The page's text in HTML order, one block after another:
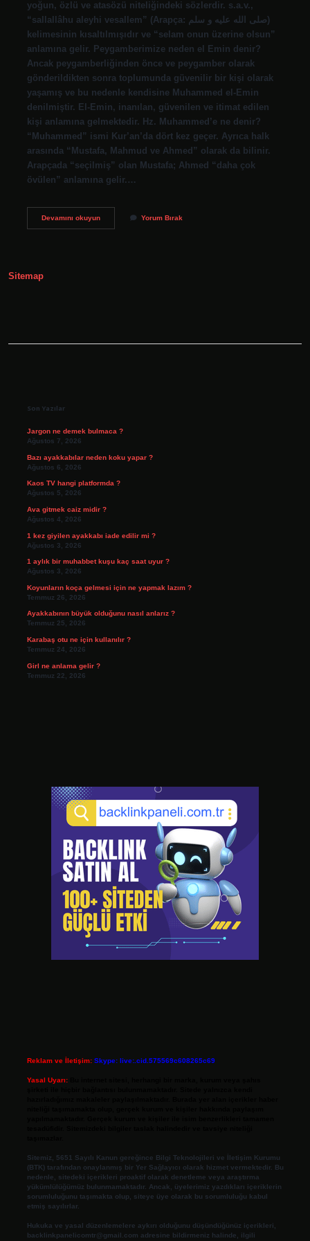
yoğun, özlü ve atasözü niteliğindeki sözlerdir. s.a.v.,
“sallallâhu aleyhi vesallem” (Arapça: صلى الله عليه و سلم)
kelimesinin kısaltılmışıdır ve “selam onun üzerine olsun”
anlamına gelir. Peygamberimize neden el Emin denir?
Ancak peygamberliğinden önce ve peygamber olarak
gönderildikten sonra toplumunda güvenilir bir kişi olarak
yaşamış ve bu nedenle kendisine Muhammed el-Emin
denilmiştir. El-Emin, inanılan, güvenilen ve itimat edilen
kişi anlamına gelmektedir. Hz. Muhammed’e ne denir?
“Muhammed” ismi Kur’an’da dört kez geçer. Ayrıca halk
arasında “Mustafa, Mahmud ve Ahmed” olarak da bilinir.
Arapçada “seçilmiş” olan Mustafa; Ahmed “daha çok
övülen” anlamına gelir.…
Devamını okuyunNeden
Yorum Bırak
Sitemap
Son Yazılar
Jargon ne demek bulmaca ?
Ağustos 7, 2026
Bazı ayakkabılar neden koku yapar ?
Ağustos 6, 2026
Kaos TV hangi platformda ?
Ağustos 5, 2026
Ava gitmek caiz midir ?
Ağustos 4, 2026
1 kez giyilen ayakkabı iade edilir mi ?
Ağustos 3, 2026
1 aylık bir muhabbet kuşu kaç saat uyur ?
Ağustos 3, 2026
Koyunların koça gelmesi için ne yapmak lazım ?
Temmuz 26, 2026
Ayakkabının büyük olduğunu nasıl anlarız ?
Temmuz 25, 2026
Karabaş otu ne için kullanılır ?
Temmuz 24, 2026
Girl ne anlama gelir ?
Temmuz 22, 2026
Reklam ve İletişim: Skype: live:.cid.575569c608265c69
Yasal Uyarı:
Sitemiz, 5651 Sayılı Kanun gereğince Bilgi Teknolojileri ve İletişim Kurumu
(BTK) tarafından onaylanmış bir Yer Sağlayıcı olarak hizmet vermektedir. Bu
nedenle, sitedeki içerikleri proaktif olarak denetleme veya araştırma
yükümlülüğümüz bulunmamaktadır. Ancak, üyelerimiz yazdıkları içeriklerin
sorumluluğunu taşımakta olup, siteye üye olarak bu sorumluluğu kabul
etmiş sayılırlar.
Hukuka ve yasal düzenlemelere aykırı olduğunu düşündüğünüz içerikleri,
backlinkpanelicomtr@gmail.com adresine bildirmeniz halinde, ilgili